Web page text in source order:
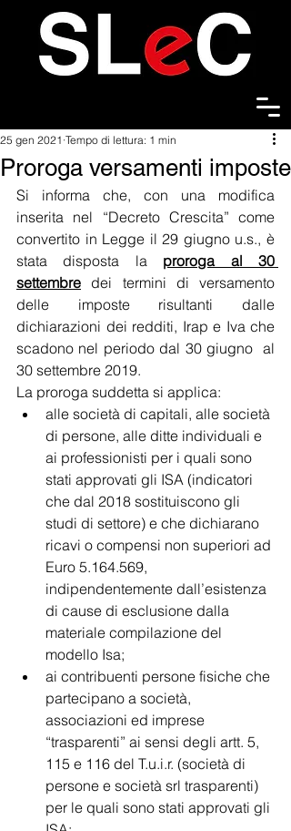
Proroga versamenti imposte
25 gen 2021 Tempo di lettura: 1 min
Si informa che, con una modifica
inserita nel “Decreto Crescita” come
convertito in Legge il 29 giugno u.s., è
stata disposta la proroga al 30
settembre dei termini di versamento
delle imposte risultanti dalle
dichiarazioni dei redditi, Irap e Iva che
scadono nel periodo dal 30 giugno  al
30 settembre 2019.
La proroga suddetta si applica:
alle società di capitali, alle società
di persone, alle ditte individuali e
ai professionisti per i quali sono
stati approvati gli ISA (indicatori
che dal 2018 sostituiscono gli
studi di settore) e che dichiarano
ricavi o compensi non superiori ad
Euro 5.164.569,
indipendentemente dall’esistenza
di cause di esclusione dalla
materiale compilazione del
modello Isa;
ai contribuenti persone fisiche che
partecipano a società,
associazioni ed imprese
“trasparenti” ai sensi degli artt. 5,
115 e 116 del T.u.i.r. (società di
persone e società srl trasparenti)
per le quali sono stati approvati gli